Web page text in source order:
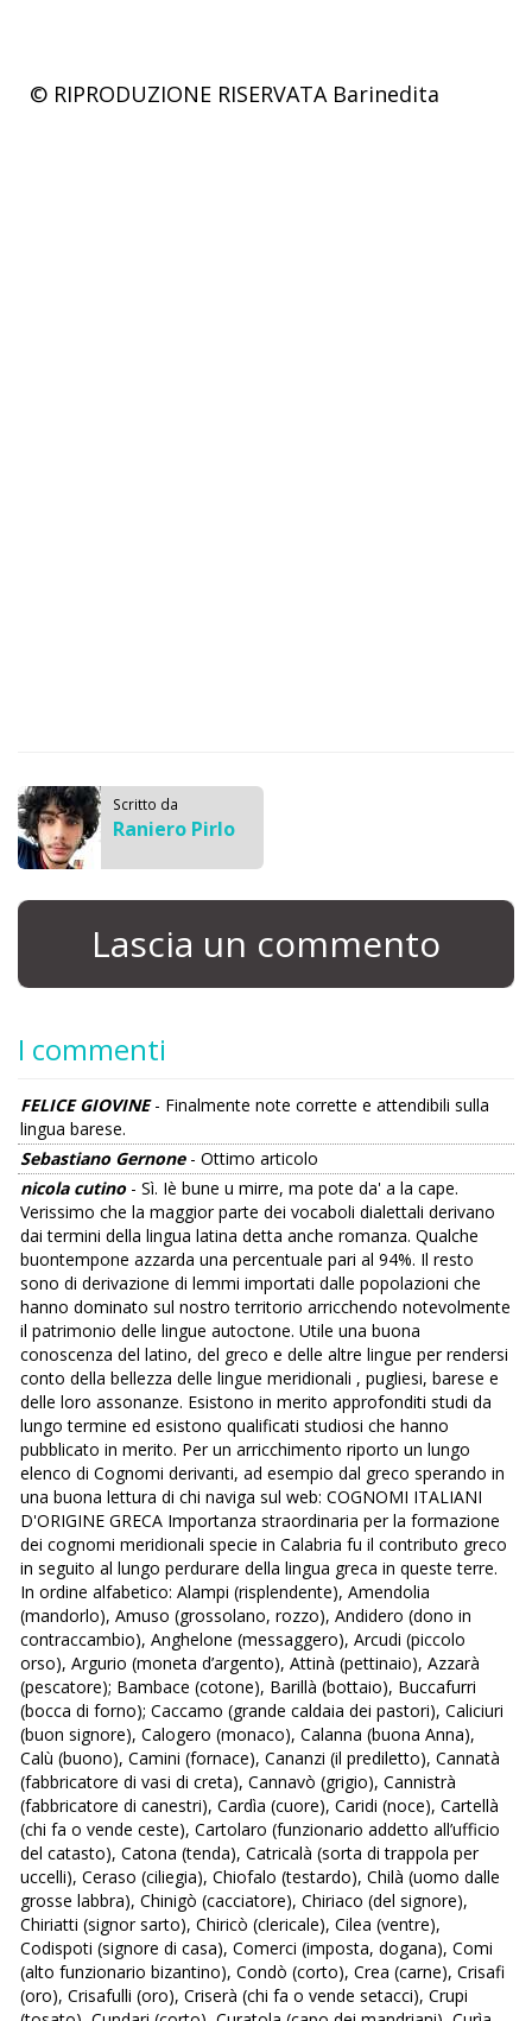
© RIPRODUZIONE RISERVATA Barinedita
Scritto da
Raniero Pirlo
Lascia un commento
I commenti
FELICE GIOVINE- Finalmente note corrette e attendibili sulla
lingua barese.
Sebastiano Gernone- Ottimo articolo
nicola cutino- Sì. Iè bune u mirre, ma pote da' a la cape.
Verissimo che la maggior parte dei vocaboli dialettali derivano
dai termini della lingua latina detta anche romanza. Qualche
buontempone azzarda una percentuale pari al 94%. Il resto
sono di derivazione di lemmi importati dalle popolazioni che
hanno dominato sul nostro territorio arricchendo notevolmente
il patrimonio delle lingue autoctone. Utile una buona
conoscenza del latino, del greco e delle altre lingue per rendersi
conto della bellezza delle lingue meridionali , pugliesi, barese e
delle loro assonanze. Esistono in merito approfonditi studi da
lungo termine ed esistono qualificati studiosi che hanno
pubblicato in merito. Per un arricchimento riporto un lungo
elenco di Cognomi derivanti, ad esempio dal greco sperando in
una buona lettura di chi naviga sul web: COGNOMI ITALIANI
D'ORIGINE GRECA Importanza straordinaria per la formazione
dei cognomi meridionali specie in Calabria fu il contributo greco
in seguito al lungo perdurare della lingua greca in queste terre.
In ordine alfabetico: Alampi (risplendente), Amendolia
(mandorlo), Amuso (grossolano, rozzo), Andidero (dono in
contraccambio), Anghelone (messaggero), Arcudi (piccolo
orso), Argurio (moneta d’argento), Attinà (pettinaio), Azzarà
(pescatore); Bambace (cotone), Barillà (bottaio), Buccafurri
(bocca di forno); Caccamo (grande caldaia dei pastori), Caliciuri
(buon signore), Calogero (monaco), Calanna (buona Anna),
Calù (buono), Camini (fornace), Cananzi (il prediletto), Cannatà
(fabbricatore di vasi di creta), Cannavò (grigio), Cannistrà
(fabbricatore di canestri), Cardìa (cuore), Caridi (noce), Cartellà
(chi fa o vende ceste), Cartolaro (funzionario addetto all’ufficio
del catasto), Catona (tenda), Catricalà (sorta di trappola per
uccelli), Ceraso (ciliegia), Chiofalo (testardo), Chilà (uomo dalle
grosse labbra), Chinigò (cacciatore), Chiriaco (del signore),
Chiriatti (signor sarto), Chiricò (clericale), Cilea (ventre),
Codispoti (signore di casa), Comerci (imposta, dogana), Comi
(alto funzionario bizantino), Condò (corto), Crea (carne), Crisafi
(oro), Crisafulli (oro), Criserà (chi fa o vende setacci), Crupi